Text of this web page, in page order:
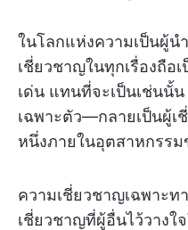
ในโลกแห่งความเป็นผู้น
เชี่ยวชาญในทุกเรื่องถือ
เด่น แทนที่จะเป็นเช่นนั้
เฉพาะตัว—กลายเป็นผู้เ
หนึ่งภายในอุตสาหกรร
ความเชี่ยวชาญเฉพาะ
เชี่ยวชาญที่ผู้อื่นไว้วางใ